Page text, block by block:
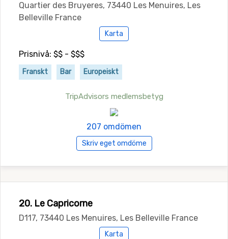
Quartier des Bruyeres, 73440 Les Menuires, Les
Belleville France
Karta
Prisnivå: $$ - $$$
Franskt Bar Europeiskt
TripAdvisors medlemsbetyg
207 omdömen
Skriv eget omdöme
20. Le Capricorne
D117, 73440 Les Menuires, Les Belleville France
Karta